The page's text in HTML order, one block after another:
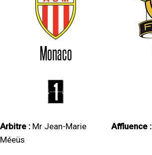
Monaco
1
Arbitre : Mr Jean-Marie
Méeüs
Affluence :